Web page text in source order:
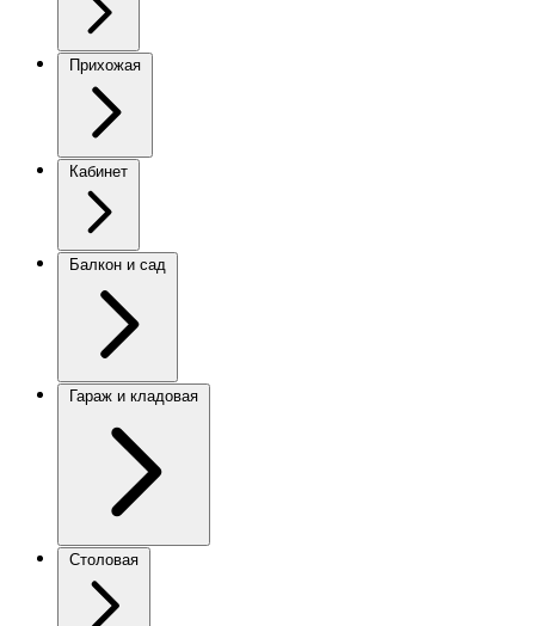
Прихожая
Кабинет
Балкон и сад
Гараж и кладовая
Столовая